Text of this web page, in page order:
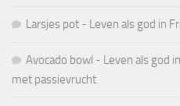
Larsjes pot - Leven als god in
Avocado bowl - Leven als god
met passievrucht